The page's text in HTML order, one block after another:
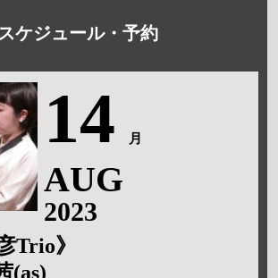
スケジュール・予約
14 月
AUG
2023
Trio》
(as)